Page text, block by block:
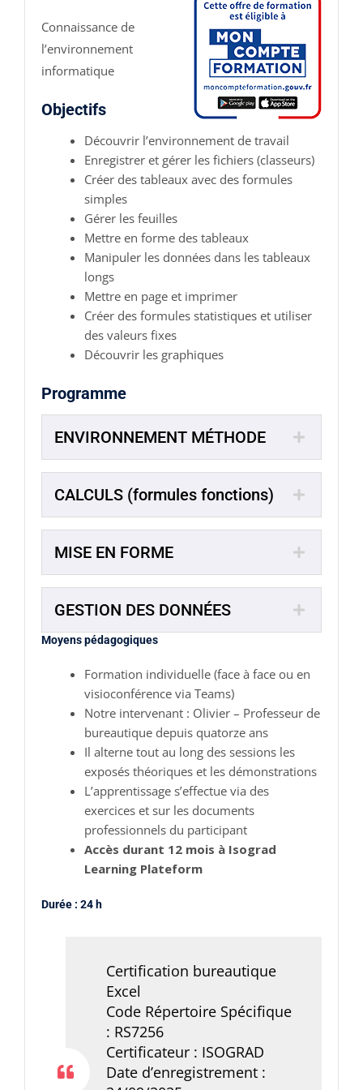
Connaissance de
l’environnement
informatique
Objectifs
Découvrir l’environnement de travail
Enregistrer et gérer les fichiers (classeurs)
Créer des tableaux avec des formules
simples
Gérer les feuilles
Mettre en forme des tableaux
Manipuler les données dans les tableaux
longs
Mettre en page et imprimer
Créer des formules statistiques et utiliser
des valeurs fixes
Découvrir les graphiques
Programme
ENVIRONNEMENT MÉTHODE
CALCULS (formules fonctions)
MISE EN FORME
GESTION DES DONNÉES
Moyens pédagogiques
Formation individuelle (face à face ou en
visioconférence via Teams)
Notre intervenant : Olivier – Professeur de
bureautique depuis quatorze ans
Il alterne tout au long des sessions les
exposés théoriques et les démonstrations
L’apprentissage s’effectue via des
exercices et sur les documents
professionnels du participant
Accès durant 12 mois à Isograd
Learning Plateform
Durée : 24 h
Certification bureautique
Excel
Code Répertoire Spécifique
: RS7256
Certificateur : ISOGRAD
Date d’enregistrement :